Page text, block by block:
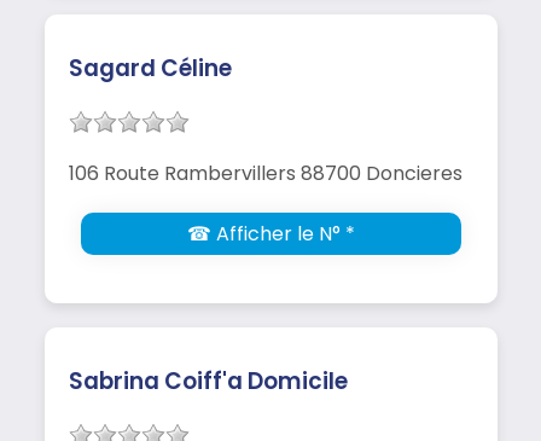
Sagard Céline
106 Route Rambervillers 88700 Doncieres
☎ Afficher le N° *
Sabrina Coiff'a Domicile